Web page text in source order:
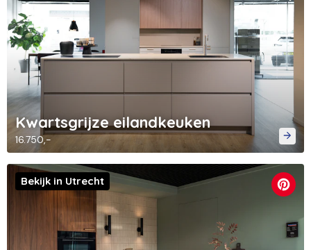
Kwartsgrijze eilandkeuken
16.750,-
Bekijk in Utrecht